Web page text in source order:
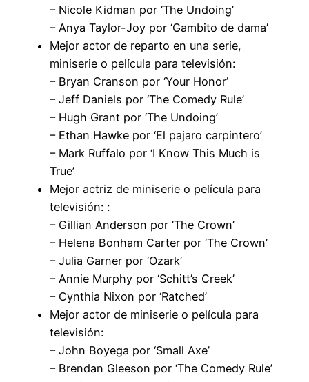
– Nicole Kidman por ‘The Undoing’
– Anya Taylor-Joy por ‘Gambito de dama’
Mejor actor de reparto en una serie,
miniserie o película para televisión:
– Bryan Cranson por ‘Your Honor’
– Jeff Daniels por ‘The Comedy Rule’
– Hugh Grant por ‘The Undoing’
– Ethan Hawke por ‘El pajaro carpintero’
– Mark Ruffalo por ‘I Know This Much is
True’
Mejor actriz de miniserie o película para
televisión: :
– Gillian Anderson por ‘The Crown’
– Helena Bonham Carter por ‘The Crown’
– Julia Garner por ‘Ozark’
– Annie Murphy por ‘Schitt’s Creek’
– Cynthia Nixon por ‘Ratched’
Mejor actor de miniserie o película para
televisión:
– John Boyega por ‘Small Axe’
– Brendan Gleeson por ‘The Comedy Rule’